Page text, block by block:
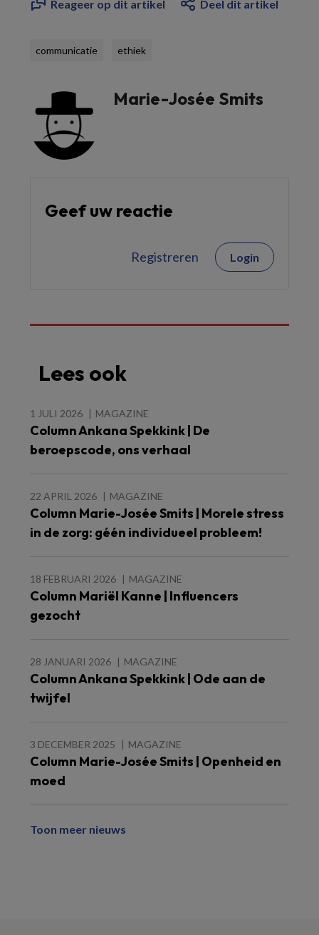
Reageer op dit artikel Deel dit artikel
communicatie ethiek
Marie-Josée Smits
Geef uw reactie
Registreren Login
Lees ook
1 JULI 2026 MAGAZINE
Column Ankana Spekkink | De
beroepscode, ons verhaal
22 APRIL 2026 MAGAZINE
Column Marie-Josée Smits | Morele stress
in de zorg: géén individueel probleem!
18 FEBRUARI 2026 MAGAZINE
Column Mariël Kanne | Influencers
gezocht
28 JANUARI 2026 MAGAZINE
Column Ankana Spekkink | Ode aan de
twijfel
3 DECEMBER 2025 MAGAZINE
Column Marie-Josée Smits | Openheid en
moed
Toon meer nieuws